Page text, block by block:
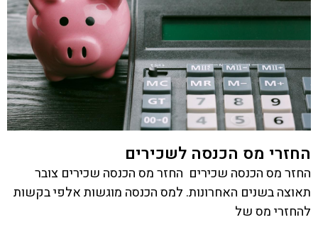
החזרי מס הכנסה לשכירים
החזר מס הכנסה שכירים החזר מס הכנסה שכירים צובר
תאוצה בשנים האחרונות. למס הכנסה מוגשות אלפי בקשות
להחזרי מס של